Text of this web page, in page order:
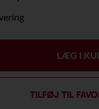
LÆG I
TILFØJ TIL